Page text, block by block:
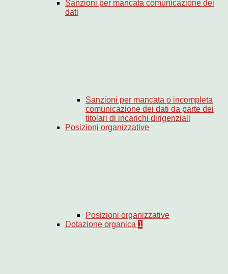
Sanzioni per mancata comunicazione dei
dati
Sanzioni per mancata o incompleta
comunicazione dei dati da parte dei
titolari di incarichi dirigenziali
Posizioni organizzative
Posizioni organizzative
Dotazione organica 1